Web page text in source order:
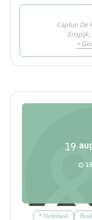
Capfun De
Enspijk,
+
19
* Nederland